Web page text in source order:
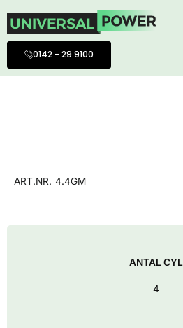
innehåll
0142 - 29 9100
ART.NR. 4.4GM
ANTAL CYL
4